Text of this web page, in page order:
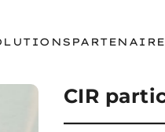
CIR